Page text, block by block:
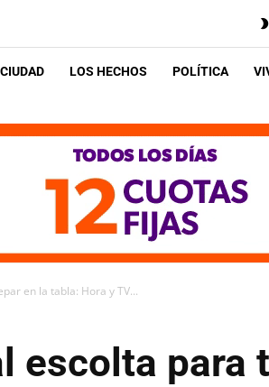
LOS HECHOS POLÍTICA
en la tabla: Hora y TV...
escolta para